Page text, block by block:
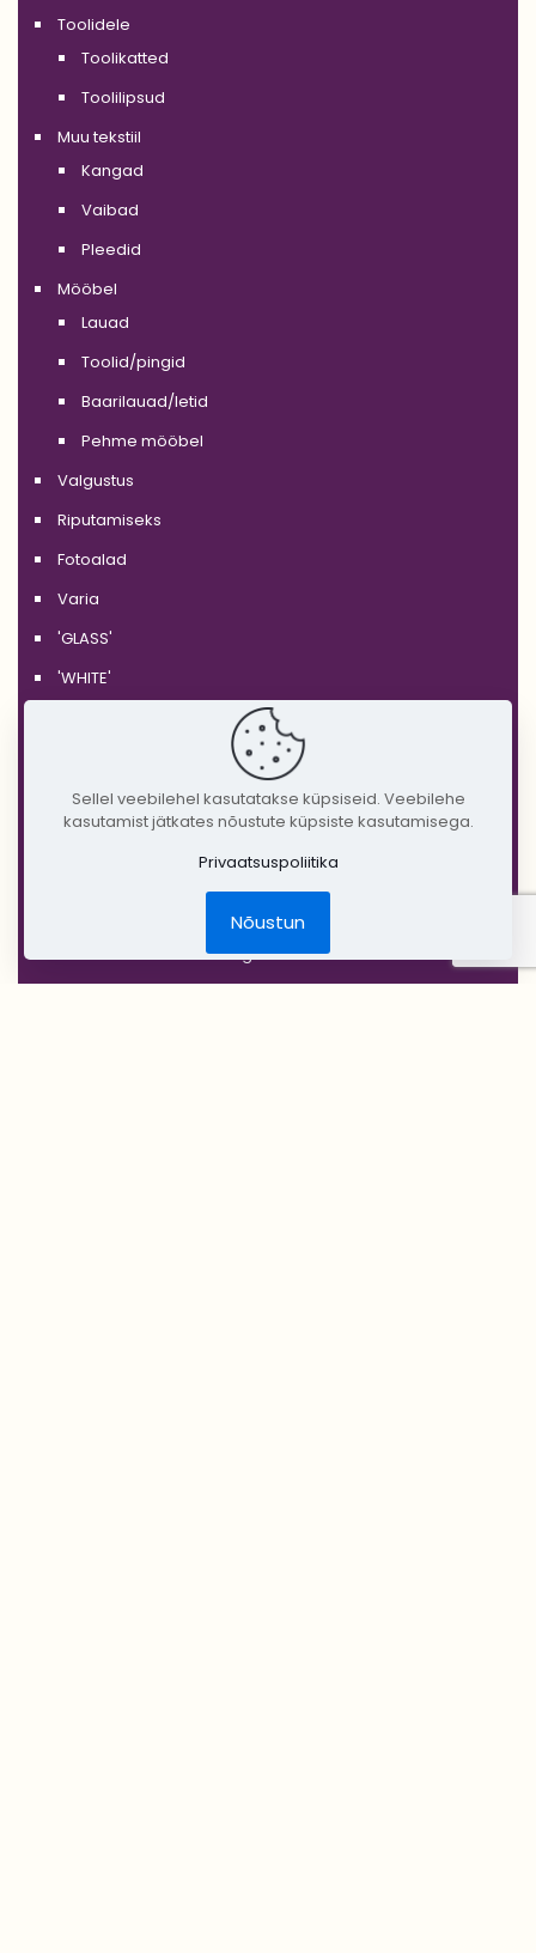
Toolidele
Toolikatted
Toolilipsud
Muu tekstiil
Kangad
Vaibad
Pleedid
Mööbel
Lauad
Toolid/pingid
Baarilauad/letid
Pehme mööbel
Valgustus
Riputamiseks
Fotoalad
Varia
'GLASS'
'WHITE'
'GOLD'
DIY Create Your Wedding
Sellel veebilehel kasutatakse küpsiseid. Veebilehe
kasutamist jätkates nõustute küpsiste kasutamisega.
Privaatsuspoliitika
Nõustun